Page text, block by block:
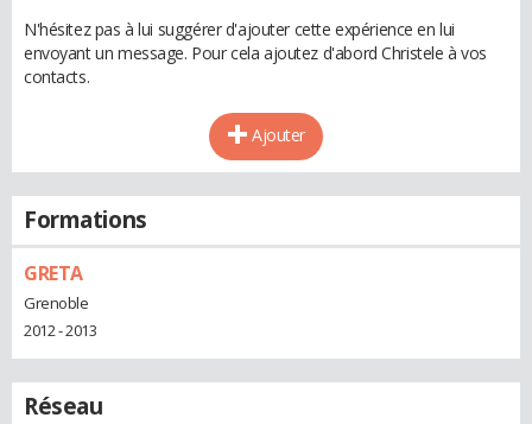
N'hésitez pas à lui suggérer d'ajouter cette expérience en lui
envoyant un message. Pour cela ajoutez d'abord Christele à vos
contacts.
Ajouter
Formations
GRETA
Grenoble
2012 - 2013
Réseau